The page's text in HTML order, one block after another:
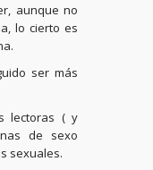
aunque no
lo cierto es
ser más
lectoras ( y
de sexo
sexuales.